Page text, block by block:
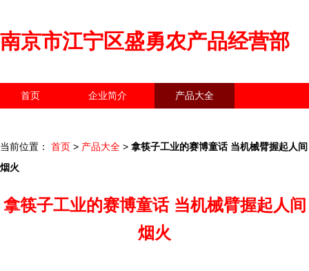
南京市江宁区盛勇农产品经营部
首页 企业简介 产品大全
当前位置： 首页 > 产品大全 > 拿筷子工业的赛博童话 当机械臂握起人间
烟火
拿筷子工业的赛博童话 当机械臂握起人间
烟火